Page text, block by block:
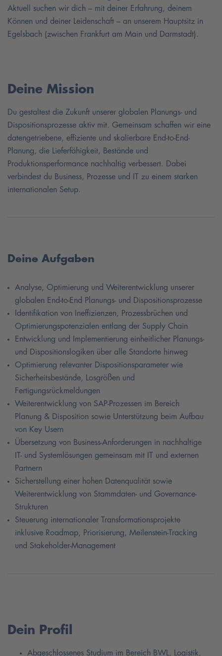
Aktuell suchen wir dich – mit deiner Erfahrung, deinem
Können und deiner Leidenschaft – an unserem Hauptsitz in
Egelsbach (zwischen Frankfurt am Main und Darmstadt).
Deine Mission
Du gestaltest die Zukunft unserer globalen Planungs- und
Dispositionsprozesse aktiv mit. Gemeinsam schaffen wir eine
datengetriebene, effiziente und skalierbare End-to-End-
Planung, die Lieferfähigkeit, Bestände und
Produktionsperformance nachhaltig verbessert. Dabei
verbindest du Business, Prozesse und IT zu einem starken
internationalen Setup.
Deine Aufgaben
Analyse, Optimierung und Weiterentwicklung unserer
globalen End-to-End Planungs- und Dispositionsprozesse
Identifikation von Ineffizienzen, Prozessbrüchen und
Optimierungspotenzialen entlang der Supply Chain
Entwicklung und Implementierung einheitlicher Planungs-
und Dispositionslogiken über alle Standorte hinweg
Optimierung relevanter Dispositionsparameter wie
Sicherheitsbestände, Losgrößen und
Fertigungsrückmeldungen
Weiterentwicklung von SAP-Prozessen im Bereich
Planung & Disposition sowie Unterstützung beim Aufbau
von Key Usern
Übersetzung von Business-Anforderungen in nachhaltige
IT- und Systemlösungen gemeinsam mit IT und externen
Partnern
Sicherstellung einer hohen Datenqualität sowie
Weiterentwicklung von Stammdaten- und Governance-
Strukturen
Steuerung internationaler Transformationsprojekte
inklusive Roadmap, Priorisierung, Meilenstein-Tracking
und Stakeholder-Management
Dein Profil
Abgeschlossenes Studium im Bereich BWL, Logistik,